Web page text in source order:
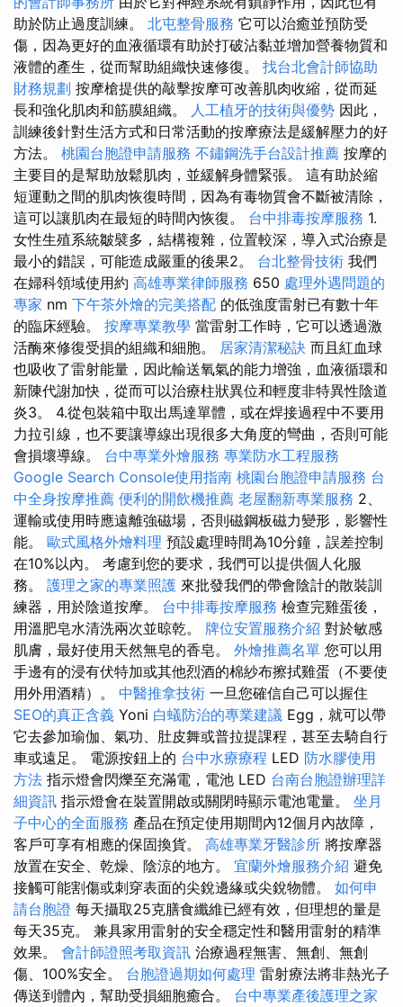
助於防止過度訓練。 北屯整骨服務 它可以治癒並預防受
傷，因為更好的血液循環有助於打破沾黏並增加營養物質和
液體的產生，從而幫助組織快速修復。 找台北會計師協助
財務規劃 按摩槍提供的敲擊按摩可改善肌肉收縮，從而延
長和強化肌肉和筋膜組織。 人工植牙的技術與優勢 因此，
訓練後針對生活方式和日常活動的按摩療法是緩解壓力的好
方法。 桃園台胞證申請服務 不鏽鋼洗手台設計推薦 按摩的
主要目的是幫助放鬆肌肉，並緩解身體緊張。 這有助於縮
短運動之間的肌肉恢復時間，因為有毒物質會不斷被清除，
這可以讓肌肉在最短的時間內恢復。 台中排毒按摩服務 1.
女性生殖系統皺襞多，結構複雜，位置較深，導入式治療是
最小的錯誤，可能造成嚴重的後果2。 台北整骨技術 我們
在婦科領域使用約 高雄專業律師服務 650 處理外遇問題的
專家 nm 下午茶外燴的完美搭配 的低強度雷射已有數十年
的臨床經驗。 按摩專業教學 當雷射工作時，它可以透過激
活酶來修復受損的組織和細胞。 居家清潔秘訣 而且紅血球
也吸收了雷射能量，因此輸送氧氣的能力增強，血液循環和
新陳代謝加快，從而可以治療柱狀異位和輕度非特異性陰道
炎3。 4.從包裝箱中取出馬達單體，或在焊接過程中不要用
力拉引線，也不要讓導線出現很多大角度的彎曲，否則可能
會損壞導線。 台中專業外燴服務 專業防水工程服務
Google Search Console使用指南 桃園台胞證申請服務 台
中全身按摩推薦 便利的開飲機推薦 老屋翻新專業服務 2、
運輸或使用時應遠離強磁場，否則磁鋼板磁力變形，影響性
能。 歐式風格外燴料理 預設處理時間為10分鐘，誤差控制
在10%以內。 考慮到您的要求，我們可以提供個人化服
務。 護理之家的專業照護 來批發我們的帶會陰計的散裝訓
練器，用於陰道按摩。 台中排毒按摩服務 檢查完雞蛋後，
用溫肥皂水清洗兩次並晾乾。 牌位安置服務介紹 對於敏感
肌膚，最好使用天然無皂的香皂。 外燴推薦名單 您可以用
手邊有的浸有伏特加或其他烈酒的棉紗布擦拭雞蛋（不要使
用外用酒精）。 中醫推拿技術 一旦您確信自己可以握住
SEO的真正含義 Yoni 白蟻防治的專業建議 Egg，就可以帶
它去參加瑜伽、氣功、肚皮舞或普拉提課程，甚至去騎自行
車或遠足。 電源按鈕上的 台中水療療程 LED 防水膠使用
方法 指示燈會閃爍至充滿電，電池 LED 台南台胞證辦理詳
細資訊 指示燈會在裝置開啟或關閉時顯示電池電量。 坐月
子中心的全面服務 產品在預定使用期間內12個月內故障，
客戶可享有相應的保固換貨。 高雄專業牙醫診所 將按摩器
放置在安全、乾燥、陰涼的地方。 宜蘭外燴服務介紹 避免
接觸可能割傷或刺穿表面的尖銳邊緣或尖銳物體。 如何申
請台胞證 每天攝取25克膳食纖維已經有效，但理想的量是
每天35克。 兼具家用雷射的安全穩定性和醫用雷射的精準
效果。 會計師證照考取資訊 治療過程無害、無創、無創
傷、100%安全。 台胞證過期如何處理 雷射療法將非熱光子
傳送到體內，幫助受損細胞癒合。 台中專業產後護理之家